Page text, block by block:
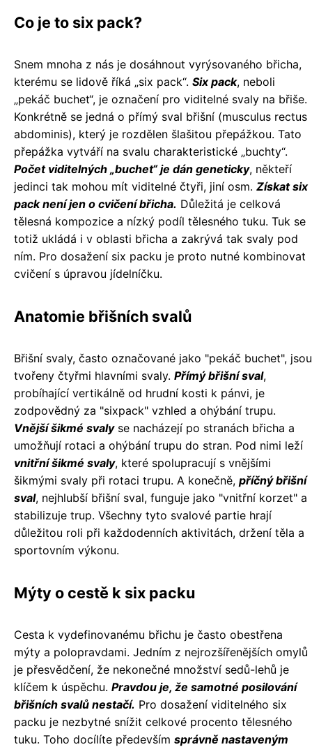
Co je to six pack?
Snem mnoha z nás je dosáhnout vyrýsovaného břicha,
kterému se lidově říká „six pack“. Six pack, neboli
„pekáč buchet“, je označení pro viditelné svaly na břiše.
Konkrétně se jedná o přímý sval břišní (musculus rectus
abdominis), který je rozdělen šlašitou přepážkou. Tato
přepážka vytváří na svalu charakteristické „buchty“.
Počet viditelných „buchet“ je dán geneticky, někteří
jedinci tak mohou mít viditelné čtyři, jiní osm. Získat six
pack není jen o cvičení břicha. Důležitá je celková
tělesná kompozice a nízký podíl tělesného tuku. Tuk se
totiž ukládá i v oblasti břicha a zakrývá tak svaly pod
ním. Pro dosažení six packu je proto nutné kombinovat
cvičení s úpravou jídelníčku.
Anatomie břišních svalů
Břišní svaly, často označované jako "pekáč buchet", jsou
tvořeny čtyřmi hlavními svaly. Přímý břišní sval,
probíhající vertikálně od hrudní kosti k pánvi, je
zodpovědný za "sixpack" vzhled a ohýbání trupu.
Vnější šikmé svalyse nacházejí po stranách břicha a
umožňují rotaci a ohýbání trupu do stran. Pod nimi leží
vnitřní šikmé svaly, které spolupracují s vnějšími
šikmými svaly při rotaci trupu. A konečně, příčný břišní
sval, nejhlubší břišní sval, funguje jako "vnitřní korzet" a
stabilizuje trup. Všechny tyto svalové partie hrají
důležitou roli při každodenních aktivitách, držení těla a
sportovním výkonu.
Mýty o cestě k six packu
Cesta k vydefinovanému břichu je často obestřena
mýty a polopravdami. Jedním z nejrozšířenějších omylů
je přesvědčení, že nekonečné množství sedů-lehů je
klíčem k úspěchu. Pravdou je, že samotné posilování
břišních svalů nestačí. Pro dosažení viditelného six
packu je nezbytné snížit celkové procento tělesného
tuku. Toho docílíte především správně nastaveným